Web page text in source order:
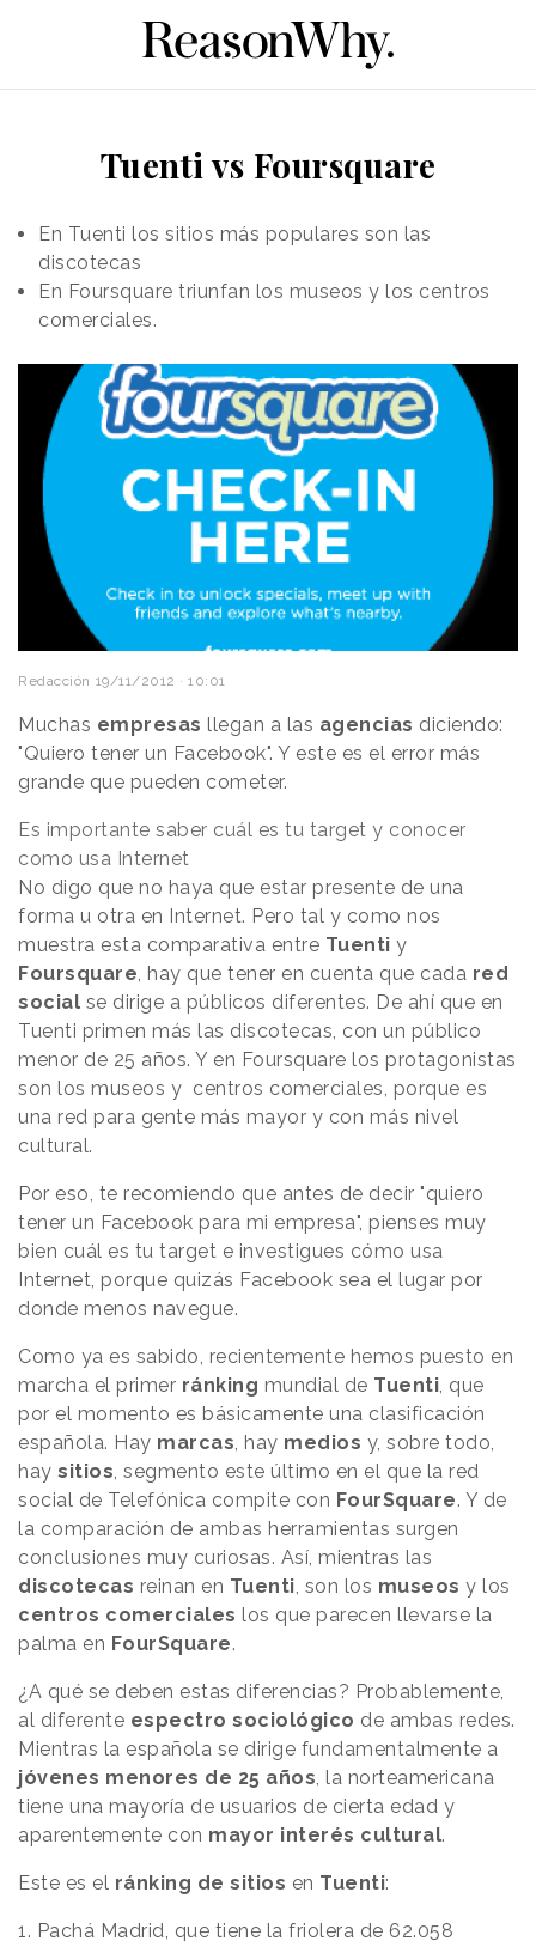
Tuenti vs Foursquare
En Tuenti los sitios más populares son las
discotecas
En Foursquare triunfan los museos y los centros
comerciales.
Redacción 19/11/2012 · 10:01
Muchas empresas llegan a las agencias diciendo:
"Quiero tener un Facebook". Y este es el error más
grande que pueden cometer.
Es importante saber cuál es tu target y conocer
como usa Internet
No digo que no haya que estar presente de una
forma u otra en Internet. Pero tal y como nos
muestra esta comparativa entre Tuenti y
Foursquare, hay que tener en cuenta que cada red
social se dirige a públicos diferentes. De ahí que en
Tuenti primen más las discotecas, con un público
menor de 25 años. Y en Foursquare los protagonistas
son los museos y centros comerciales, porque es
una red para gente más mayor y con más nivel
cultural.
Por eso, te recomiendo que antes de decir "quiero
tener un Facebook para mi empresa", pienses muy
bien cuál es tu target e investigues cómo usa
Internet, porque quizás Facebook sea el lugar por
donde menos navegue.
Como ya es sabido, recientemente hemos puesto en
marcha el primer ránking mundial de Tuenti, que
por el momento es básicamente una clasificación
española. Hay marcas, hay medios y, sobre todo,
hay sitios, segmento este último en el que la red
social de Telefónica compite con FourSquare. Y de
la comparación de ambas herramientas surgen
conclusiones muy curiosas. Así, mientras las
discotecas reinan en Tuenti, son los museos y los
centros comerciales los que parecen llevarse la
palma en FourSquare.
¿A qué se deben estas diferencias? Probablemente,
al diferente espectro sociológico de ambas redes.
Mientras la española se dirige fundamentalmente a
jóvenes menores de 25 años, la norteamericana
tiene una mayoría de usuarios de cierta edad y
aparentemente con mayor interés cultural.
Este es el ránking de sitios en Tuenti:
1. Pachá Madrid, que tiene la friolera de 62.058